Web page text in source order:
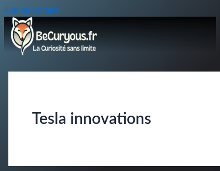
Aller au contenu
Tesla innovations